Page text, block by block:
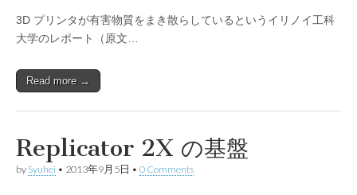
3D プリンタが有害物質をまき散らしているというイリノイ工科
大学のレポート（原文…
Read more →
Replicator 2X の基盤
by Syuhei • 2013年9月5日 • 0 Comments